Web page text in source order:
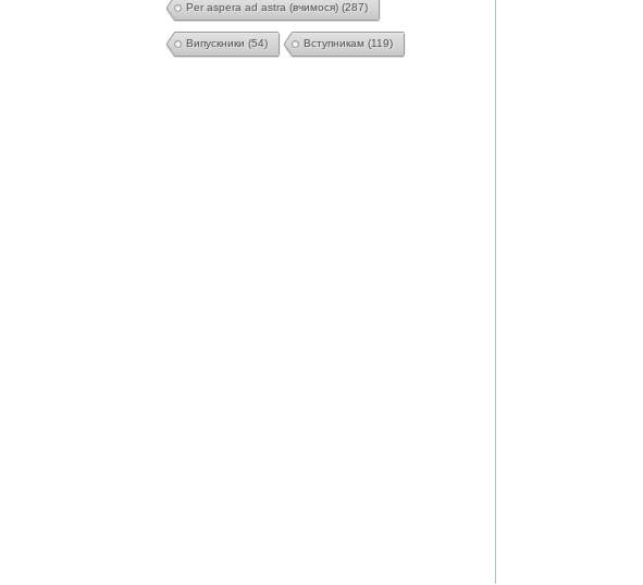
Per aspera ad astra (вчимося) (287)
Випускники (54) Вступникам (119)